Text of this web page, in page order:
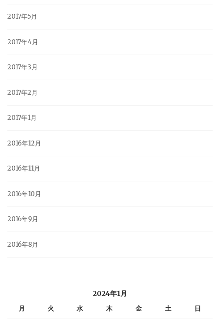
2017年5月
2017年4月
2017年3月
2017年2月
2017年1月
2016年12月
2016年11月
2016年10月
2016年9月
2016年8月
2024年1月
月 火 水 木 金 土 日